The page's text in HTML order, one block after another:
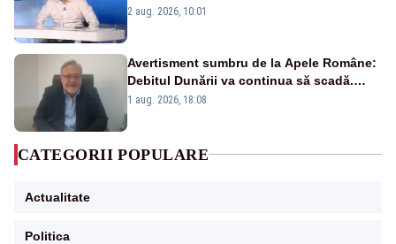
catastrofă pentru bănci și fondurile de
2 aug. 2026, 10:01
Avertisment sumbru de la Apele Române:
Debitul Dunării va continua să scadă.
Cernavodă s-ar putea închide în 4 zile
1 aug. 2026, 18:08
CATEGORII POPULARE
Actualitate
Politica